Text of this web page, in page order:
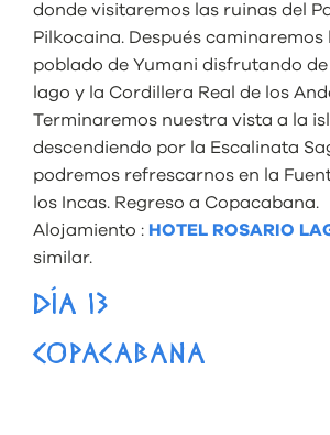
donde visitaremos las ruinas del
Pilkocaina. Después caminaremos
poblado de Yumani disfrutando de
lago y la Cordillera Real de los
Terminaremos nuestra vista a la
descendiendo por la Escalinata
podremos refrescarnos en la
los Incas. Regreso a Copacabana.
Alojamiento : HOTEL ROSARIO
similar.
DÍA 13
COPACABANA